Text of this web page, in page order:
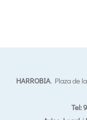
HARROBIA. Plaza de
Tel: